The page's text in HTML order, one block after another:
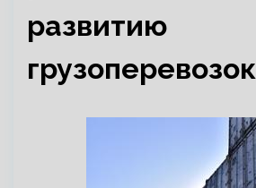
развитию
грузоперевозок